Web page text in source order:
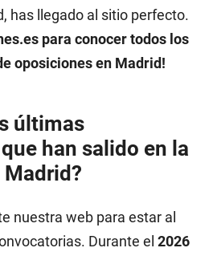
has llegado al sitio perfecto.
para conocer todos los
oposiciones en Madrid!
últimas
han salido en la
nuestra web para estar al
Durante el 2026